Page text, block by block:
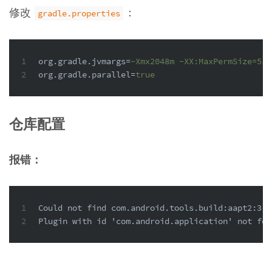
修改 gradle.properties ：
1
2
org.gradle.jvmargs=-Xmx2048m -
org.gradle.parallel=true
仓库配置
报错：
1
2
Could not find
Plugin with id 'com.android.application' not